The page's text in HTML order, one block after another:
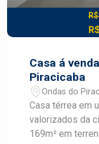
Casa á
Piracicaba
Ondas do
Casa térrea em
valorizados da
169m² em terreno de